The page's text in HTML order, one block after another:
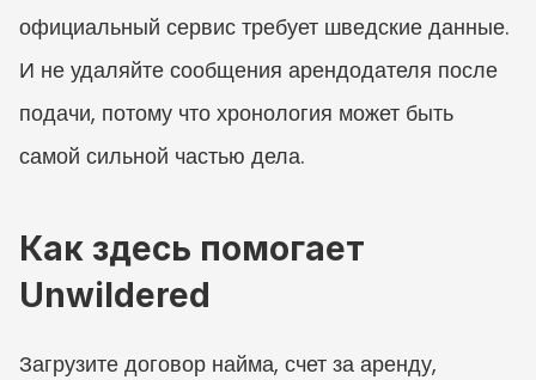
официальный сервис требует шведские данные.
И не удаляйте сообщения арендодателя после
подачи, потому что хронология может быть
самой сильной частью дела.
Как здесь помогает
Unwildered
Загрузите договор найма, счет за аренду,